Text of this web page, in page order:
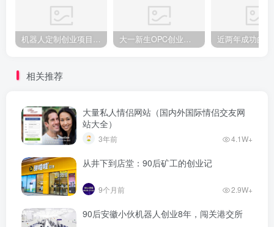
相关推荐
大量私人情侣网站（国内外国际情侣交友网
站大全）
3年前 4.1W+
从井下到店堂：90后矿工的创业记
9个月前 2.9W+
90后安徽小伙机器人创业8年，闯关港交所